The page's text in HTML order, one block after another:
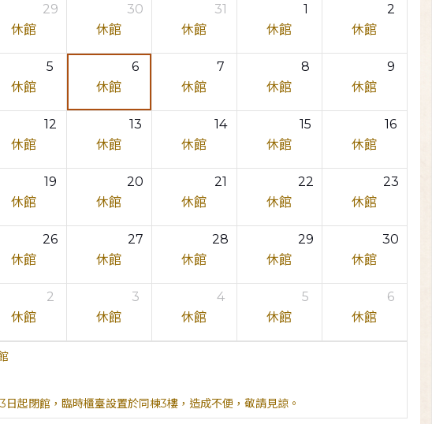
29
休館
30
休館
31
休館
1
休館
2
休館
5
休館
6
休館
7
休館
8
休館
9
休館
12
休館
13
休館
14
休館
15
休館
16
休館
19
休館
20
休館
21
休館
22
休館
23
休館
26
休館
27
休館
28
休館
29
休館
30
休館
2
休館
3
休館
4
休館
5
休館
6
休館
日起閉館，臨時櫃臺設置於同棟3樓，造成不便，敬請見諒。